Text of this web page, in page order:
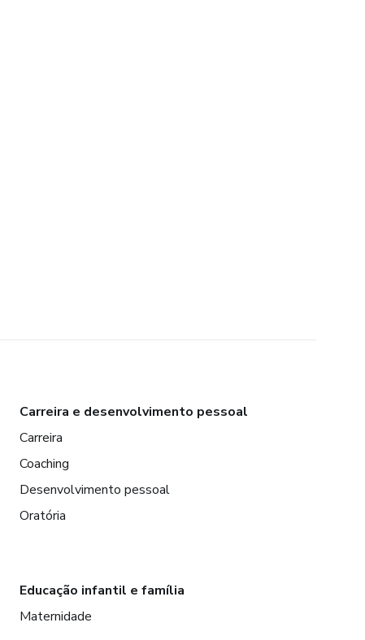
Carreira e desenvolvimento pessoal
Carreira
Coaching
Desenvolvimento pessoal
Oratória
Educação infantil e família
Maternidade